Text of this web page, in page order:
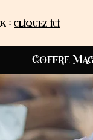
: cliquez ici
Coffre